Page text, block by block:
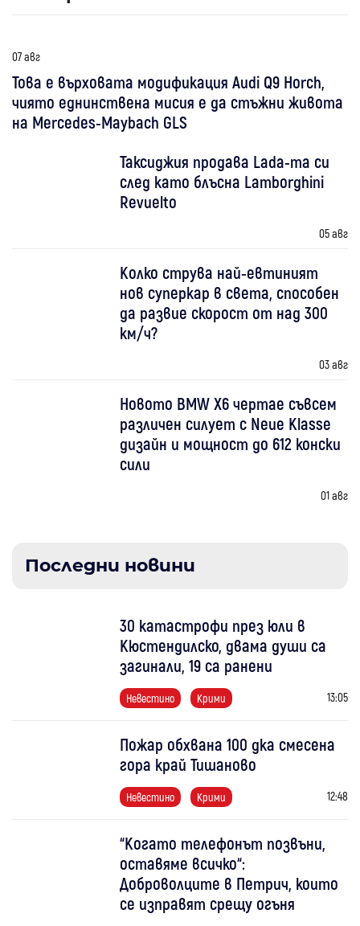
07 авг
Това е върховата модификация Audi Q9 Horch,
чиято еднинствена мисия е да стъжни живота
на Mercedes-Maybach GLS
Таксиджия продава Lada-та си
след като блъсна Lamborghini
Revuelto
05 авг
Колко струва най-евтиният
нов суперкар в света, способен
да развие скорост от над 300
км/ч?
03 авг
Новото BMW X6 чертае съвсем
различен силует с Neue Klasse
дизайн и мощност до 612 конски
сили
01 авг
Последни новини
30 катастрофи през юли в
Кюстендилско, двама души са
загинали, 19 са ранени
Невестино Крими 13:05
Пожар обхвана 100 дка смесена
гора край Тишаново
Невестино Крими 12:48
“Когато телефонът позвъни,
оставяме всичко“:
Доброволците в Петрич, които
се изправят срещу огъня